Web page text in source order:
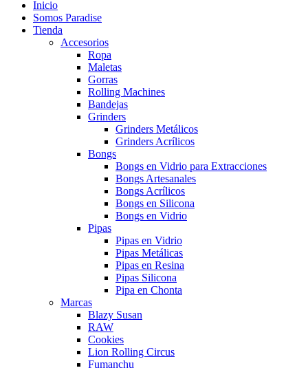
Inicio
Somos Paradise
Tienda
Accesorios
Ropa
Maletas
Gorras
Rolling Machines
Bandejas
Grinders
Grinders Metálicos
Grinders Acrílicos
Bongs
Bongs en Vidrio para Extracciones
Bongs Artesanales
Bongs Acrílicos
Bongs en Silicona
Bongs en Vidrio
Pipas
Pipas en Vidrio
Pipas Metálicas
Pipas en Resina
Pipas Silicona
Pipa en Chonta
Marcas
Blazy Susan
RAW
Cookies
Lion Rolling Circus
Fumanchu